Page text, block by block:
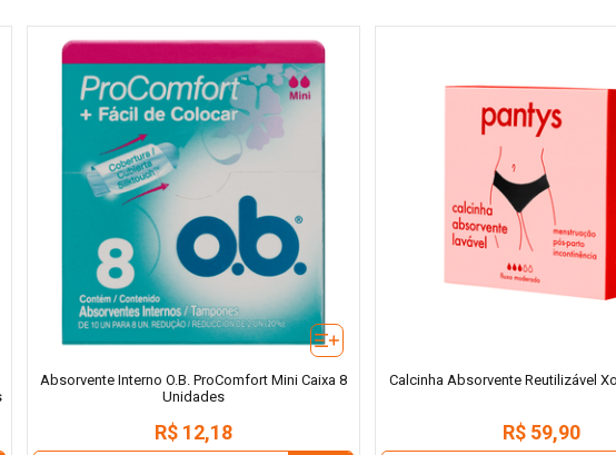
Absorvente Interno O.B. ProComfort Mini Caixa 8
Unidades
R$ 12,18
Calcinha Absorvente Reutilizável
R$ 59,90